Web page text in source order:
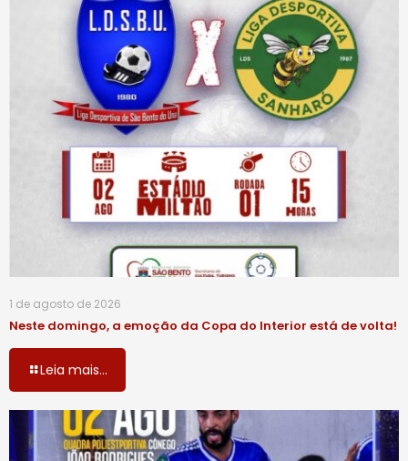
1 de agosto de 2026
Neste domingo, a emoção da Copa do Interior está de volta!
Leia mais...